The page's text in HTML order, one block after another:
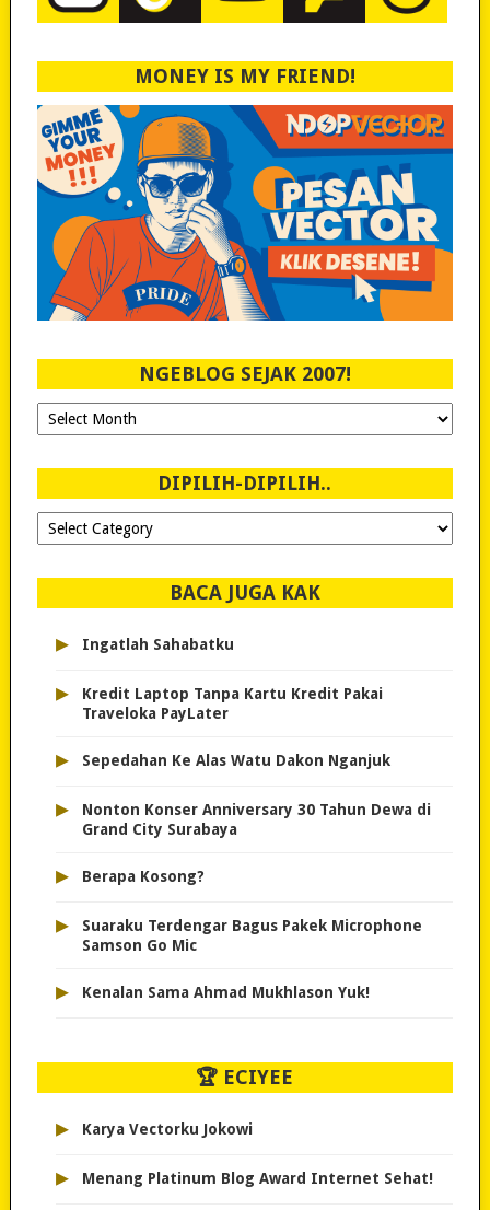
MONEY IS MY FRIEND!
NGEBLOG SEJAK 2007!
Ngeblog
Sejak
DIPILIH-DIPILIH..
Dipilih-
dipilih..
BACA JUGA KAK
▸ Ingatlah Sahabatku
▸
Kredit Laptop Tanpa Kartu Kredit Pakai
Traveloka PayLater
▸ Sepedahan Ke Alas Watu Dakon Nganjuk
▸
Nonton Konser Anniversary 30 Tahun Dewa di
Grand City Surabaya
▸ Berapa Kosong?
▸
Suaraku Terdengar Bagus Pakek Microphone
Samson Go Mic
▸ Kenalan Sama Ahmad Mukhlason Yuk!
🏆 ECIYEE
▸ Karya Vectorku Jokowi
▸ Menang Platinum Blog Award Internet Sehat!